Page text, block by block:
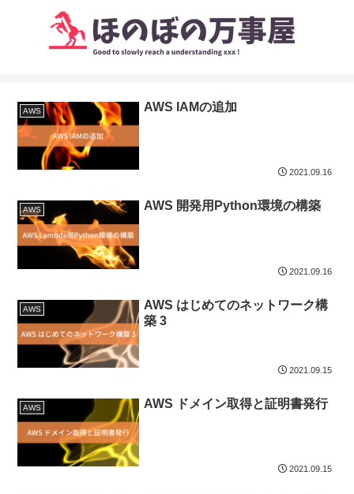
AWS AWS IAMの追加
2021.09.16
AWS AWS 開発用Python環境の構築
2021.09.16
AWS
AWS はじめてのネットワーク構
築 3
2021.09.15
AWS AWS ドメイン取得と証明書発行
2021.09.15